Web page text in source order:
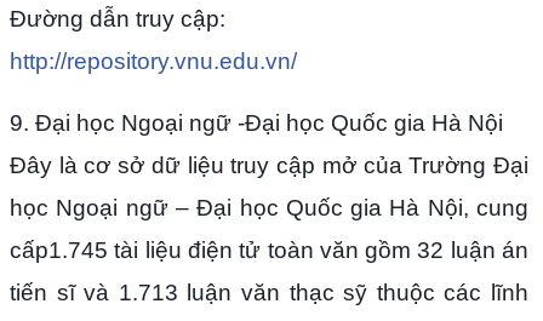
Đường dẫn truy cập:
http://repository.vnu.edu.vn/
9. Đại học Ngoại ngữ -Đại học Quốc gia Hà Nội
Đây là cơ sở dữ liệu truy cập mở của Trường Đại
học Ngoại ngữ – Đại học Quốc gia Hà Nội, cung
cấp1.745 tài liệu điện tử toàn văn gồm 32 luận án
tiến sĩ và 1.713 luận văn thạc sỹ thuộc các lĩnh